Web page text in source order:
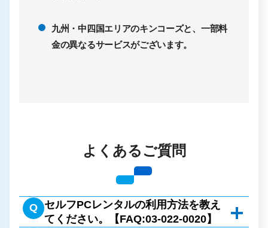
九州・中四国エリアのキンコーズと、一部料
金の異なるサービスがございます。
よくあるご質問
Q セルフPCレンタルの利用方法を教え
てください。【FAQ:03-022-0020】